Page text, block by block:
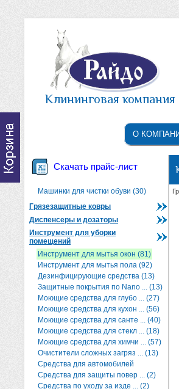
Клининговая компания
О
Скачать прайс-лист
Машинки для чистки обуви (30)
Грязезащитные ковры
Диспенсеры и дозаторы
Инструмент для уборки
помещений
Инструмент для мытья окон (81)
Инструмент для мытья пола (92)
Дезинфицирующие средства (13)
Защитные покрытия по Nano ... (13)
Моющие средства для глубо ... (27)
Моющие средства для кухон ... (56)
Моющие средства для санте ... (40)
Моющие средства для стекл ... (18)
Моющие средства для химчи ... (57)
Очистители сложных загряз ... (13)
Средства для автомобилей
Средства для защиты повер ... (2)
Средства по уходу за изде ... (2)